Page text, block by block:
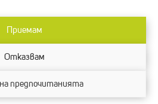
Приемам
Отказвам
предпочитанията